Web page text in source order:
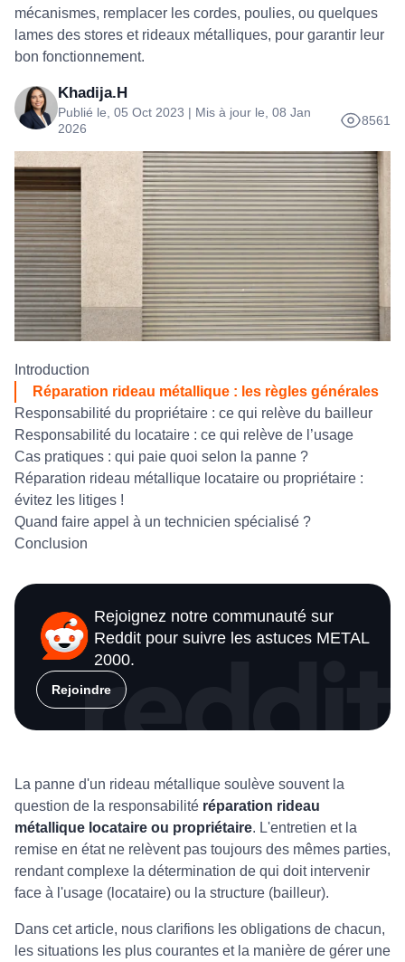
mécanismes, remplacer les cordes, poulies, ou quelques
lames des stores et rideaux métalliques, pour garantir leur
bon fonctionnement.
Khadija.H
Publié le, 05 Oct 2023 | Mis à jour le, 08 Jan
2026
8561
Introduction
Réparation rideau métallique : les règles générales
Responsabilité du propriétaire : ce qui relève du bailleur
Responsabilité du locataire : ce qui relève de l’usage
Cas pratiques : qui paie quoi selon la panne ?
Réparation rideau métallique locataire ou propriétaire :
évitez les litiges !
Quand faire appel à un technicien spécialisé ?
Conclusion
Rejoignez notre communauté sur
Reddit pour suivre les astuces METAL
2000.
Rejoindre
La panne d'un rideau métallique soulève souvent la
question de la responsabilité réparation rideau
métallique locataire ou propriétaire. L'entretien et la
remise en état ne relèvent pas toujours des mêmes parties,
rendant complexe la détermination de qui doit intervenir
face à l'usage (locataire) ou la structure (bailleur).
Dans cet article, nous clarifions les obligations de chacun,
les situations les plus courantes et la manière de gérer une